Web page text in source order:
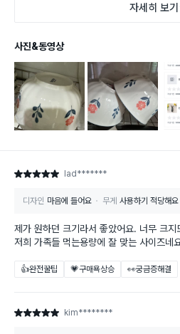
자세히 보기
사진&동영상
별점 5점 lad*******
디자인 마음에 들어요 무게 사용하기 적당해요
제가 원하던 크기라서 좋았어요. 너무 크
저희 가족들 먹는용량에 잘 맞는 사이즈네
👍완전꿀팁 💗구매욕상승 👀궁금증해결
별점 5점 kim********